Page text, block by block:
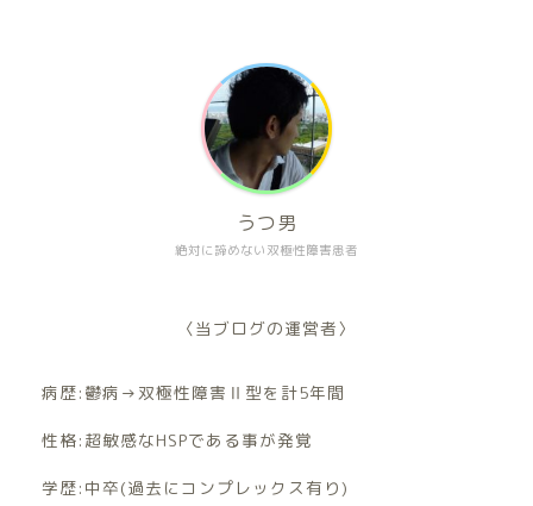
絶対に諦めない双極性障害患者
うつ男
〈当ブログの運営者〉
病歴:鬱病→双極性障害Ⅱ型を計5年間
性格:超敏感なHSPである事が発覚
学歴:中卒(過去にコンプレックス有り)